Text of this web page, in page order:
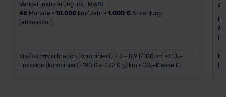
Vario-Finanzierung inkl. MwSt.
48Monate • 10.000km/Jahr • 1.000 €Anzahlung
(anpassbar)
Kraftstoffverbrauch (kombiniert) 7,3 – 8,9 l/100 km • CO2-
Emission (kombiniert) 190,0 – 232,0 g/km • CO2-Klasse G
60